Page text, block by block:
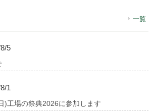
一覧
5
1
)工場の祭典2026に参加します